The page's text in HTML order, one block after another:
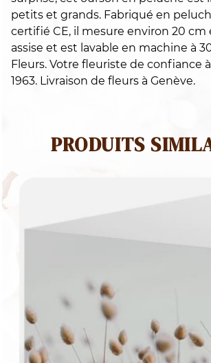
petits et grands. Fabriqué en
certifié CE, il mesure environ 20 cm
assise et est lavable en machine à
Fleurs. Votre fleuriste de confiance
1963. Livraison de fleurs à Genève.
PRODUITS